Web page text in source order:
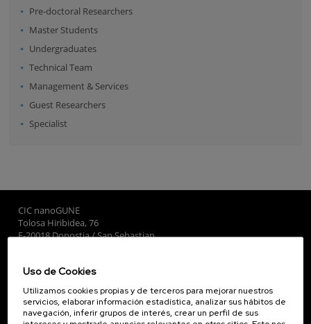
Pre-doctoral Researchers
Master Students
Undergraduates
Technical Team
Management & Services
Guest Researchers
Specialist
CIC nanoGUNE
Tolosa Hiribidea, 76
E-20018 Donostia / San Sebastian
Subscribe to our Newsletter
nanoGUNE
Uso de Cookies
Utilizamos cookies propias y de terceros para mejorar nuestros
servicios, elaborar información estadística, analizar sus hábitos de
navegación, inferir grupos de interés, crear un perfil de sus